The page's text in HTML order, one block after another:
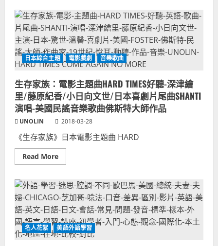
定
少
數
興
趣
專
業
領
域
題-
語
言
表
達
能
力
文
進
步
TIMES
美
國
民
謠
歌
曲-
TOMMY
FLEMING
爾
蘭
歌
手
演
唱
版
生
存
家
族-
日
影
主
題
曲-
佛
斯
特
作
曲
日本綜合主題 電影戲劇 音樂歌曲
生存家族：電影主題曲HARD TIMES好聽-深津繪
里/藤原紀香/小日向文世/日本喜劇片尾曲SHANTI
演唱-美國民謠音樂歌曲佛斯特大師作品
UNOLIN 2018-03-28
《生存家族》日本電影主題曲 HARD
Read MoreRead
more
存
家
族：
電
影
主
題
曲
HARD
名人花絮 美語外語學習